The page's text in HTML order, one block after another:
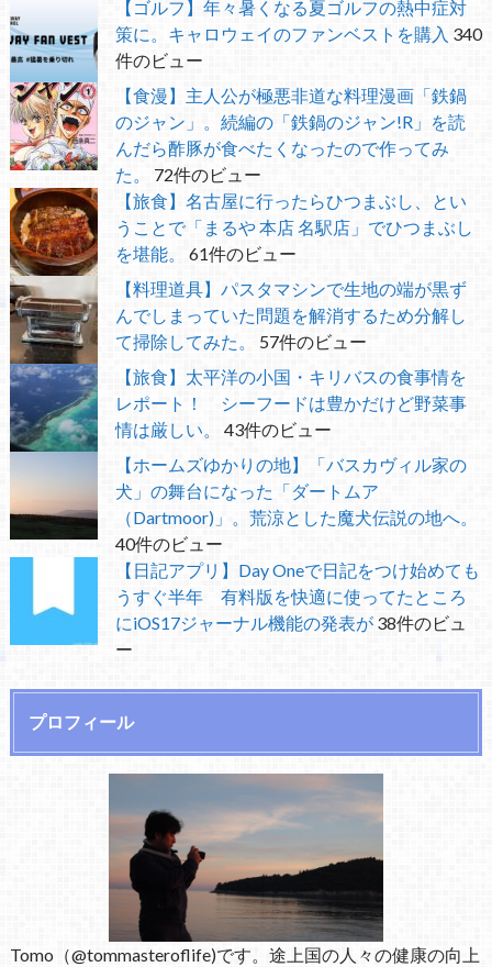
【ゴルフ】年々暑くなる夏ゴルフの熱中症対
策に。キャロウェイのファンベストを購入 340
件のビュー
【食漫】主人公が極悪非道な料理漫画「鉄鍋
のジャン」。続編の「鉄鍋のジャン!R」を読
んだら酢豚が食べたくなったので作ってみ
た。
72件のビュー
【旅食】名古屋に行ったらひつまぶし、とい
うことで「まるや 本店 名駅店」でひつまぶし
を堪能。
61件のビュー
【料理道具】パスタマシンで生地の端が黒ず
んでしまっていた問題を解消するため分解し
て掃除してみた。
57件のビュー
【旅食】太平洋の小国・キリバスの食事情を
レポート！ シーフードは豊かだけど野菜事
情は厳しい。
43件のビュー
【ホームズゆかりの地】「バスカヴィル家の
犬」の舞台になった「ダートムア
（Dartmoor)」。荒涼とした魔犬伝説の地へ。
40件のビュー
【日記アプリ】Day Oneで日記をつけ始めても
うすぐ半年 有料版を快適に使ってたところ
にiOS17ジャーナル機能の発表が 38件のビュ
ー
プロフィール
Tomo（@tommasteroflife)です。途上国の人々の健康の向上